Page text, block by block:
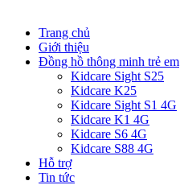
Trang chủ
Giới thiệu
Đồng hồ thông minh trẻ em
Kidcare Sight S25
Kidcare K25
Kidcare Sight S1 4G
Kidcare K1 4G
Kidcare S6 4G
Kidcare S88 4G
Hỗ trợ
Tin tức